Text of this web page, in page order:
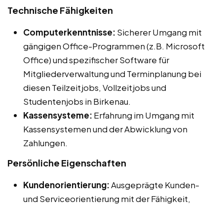
Technische Fähigkeiten
Computerkenntnisse: Sicherer Umgang mit
gängigen Office-Programmen (z.B. Microsoft
Office) und spezifischer Software für
Mitgliederverwaltung und Terminplanung bei
diesen Teilzeitjobs, Vollzeitjobs und
Studentenjobs in Birkenau.
Kassensysteme: Erfahrung im Umgang mit
Kassensystemen und der Abwicklung von
Zahlungen.
Persönliche Eigenschaften
Kundenorientierung:Ausgeprägte Kunden-
und Serviceorientierung mit der Fähigkeit,